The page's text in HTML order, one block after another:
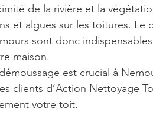
de la rivière et la
et algues sur les toitures. Le
sont donc
maison.
est crucial à
clients d’Action Nettoyage
votre toit.